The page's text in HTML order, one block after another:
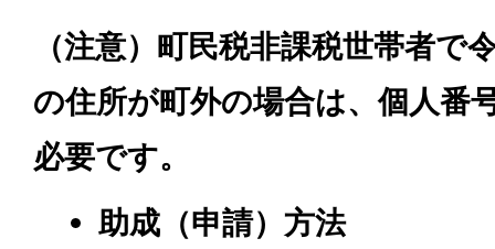
（注意）町民税非課税世帯者で
の住所が町外の場合は、個人番
必要です。
助成（申請）方法